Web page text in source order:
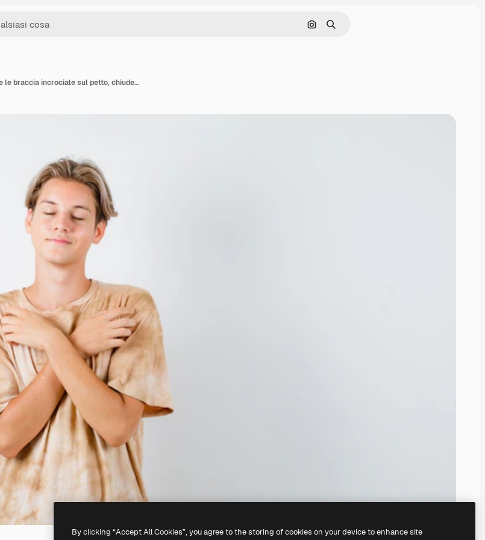
Cerca per immagine
Ricerca
Giovane ragazzo adolescente che tiene le braccia incrociate sul petto, chiude gli occhi in maglietta e sembra pacifico. Vista frontale.
By clicking “Accept All Cookies”, you agree to the storing of cookies on your device to enhance site